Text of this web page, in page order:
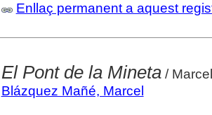
Enllaç permanent a aquest
El Pont de la Mineta/
Blázquez Mañé, Marcel